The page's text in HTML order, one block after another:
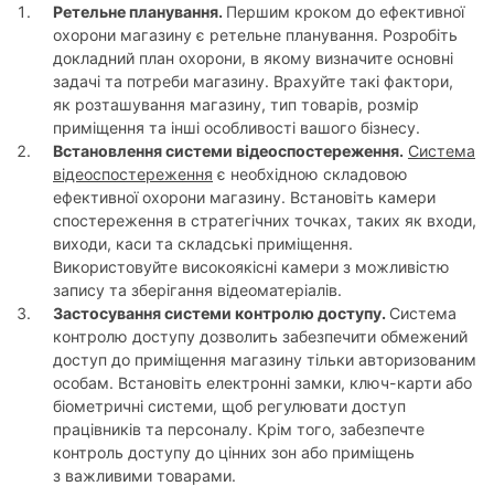
Ретельне планування. Першим кроком до ефективної
охорони магазину є ретельне планування. Розробіть
докладний план охорони, в якому визначите основні
задачі та потреби магазину. Врахуйте такі фактори,
як розташування магазину, тип товарів, розмір
приміщення та інші особливості вашого бізнесу.
Встановлення системи відеоспостереження. Система
відеоспостереження є необхідною складовою
ефективної охорони магазину. Встановіть камери
спостереження в стратегічних точках, таких як входи,
виходи, каси та складські приміщення.
Використовуйте високоякісні камери з можливістю
запису та зберігання відеоматеріалів.
Застосування системи контролю доступу. Система
контролю доступу дозволить забезпечити обмежений
доступ до приміщення магазину тільки авторизованим
особам. Встановіть електронні замки, ключ-карти або
біометричні системи, щоб регулювати доступ
працівників та персоналу. Крім того, забезпечте
контроль доступу до цінних зон або приміщень
з важливими товарами.